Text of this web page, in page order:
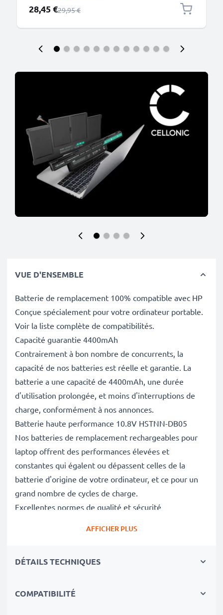
Prix spécial
28,45 €Prix normal
29,95 €
VUE D'ENSEMBLE
Batterie de remplacement 100% compatible avec HP
Conçue spécialement pour votre ordinateur portable.
Voir la liste complète de compatibilités.
Capacité guarantie 4400mAh
Contrairement à bon nombre de concurrents, la
capacité de nos batteries est réelle et garantie. La
batterie a une capacité de 4400mAh, une durée
d'utilisation prolongée, et moins d'interruptions de
charge, conformément à nos annonces.
Batterie haute performance 10.8V HSTNN-DB05
Nos batteries de remplacement rechargeables pour
laptop offrent des performances élevées et
constantes qui égalent ou dépassent celles de la
batterie d'origine de votre ordinateur, et ce pour un
grand nombre de cycles de charge.
Excellentes normes de qualité et sécurité
respecter les normes de l'UE et de les dépasser.
Optez pour le remplacement de la batterie plutôt que
AFFICHER PLUS
DÉTAILS TECHNIQUES
COMPATIBILITÉ